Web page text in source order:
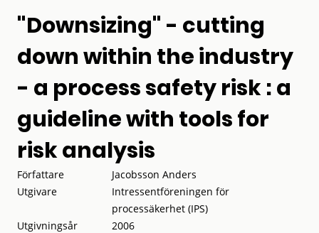
"Downsizing" - cutting
down within the industry
- a process safety risk : a
guideline with tools for
risk analysis
Författare
Jacobsson Anders
Utgivare
Intressentföreningen för
processäkerhet (IPS)
Utgivningsår
2006